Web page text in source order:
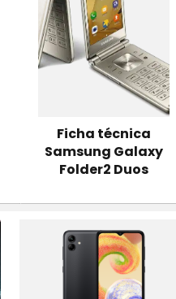
Ficha técnica
Samsung Galaxy
Folder2 Duos